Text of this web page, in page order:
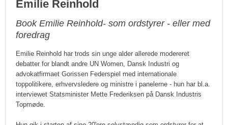
Emilie Reinhold
Book Emilie Reinhold- som ordstyrer - eller med
foredrag
Emilie Reinhold har trods sin unge alder allerede modereret
debatter for blandt andre UN Women, Dansk Industri og
advokatfirmaet Gorissen Federspiel med internationale
toppolitikere, erhvervsledere og ministre i panelerne - hun har bl.a.
interviewet Statsminister Mette Frederiksen på Dansk Industris
Topmøde.